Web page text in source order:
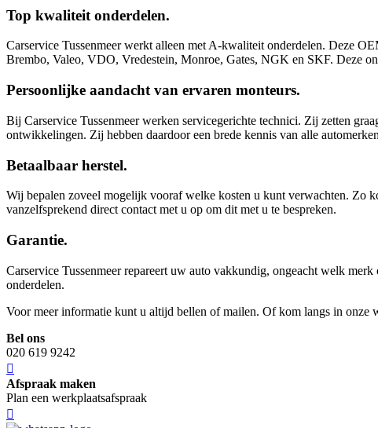
Top kwaliteit onderdelen.
Carservice Tussenmeer werkt alleen met A-kwaliteit onderdelen. Deze
Brembo, Valeo, VDO, Vredestein, Monroe, Gates, NGK en SKF. Deze
Persoonlijke aandacht van ervaren monteurs.
Bij Carservice Tussenmeer werken servicegerichte technici. Zij zetten
ontwikkelingen. Zij hebben daardoor een brede kennis van alle
Betaalbaar herstel.
Wij bepalen zoveel mogelijk vooraf welke kosten u kunt verwachten. Zo
vanzelfsprekend direct contact met u op om dit met u te bespreken.
Garantie.
Carservice Tussenmeer repareert uw auto vakkundig, ongeacht welk
onderdelen.
Voor meer informatie kunt u altijd bellen of mailen. Of kom langs in onze
Bel ons
020 619 9242
Afspraak maken
Plan een werkplaatsafspraak